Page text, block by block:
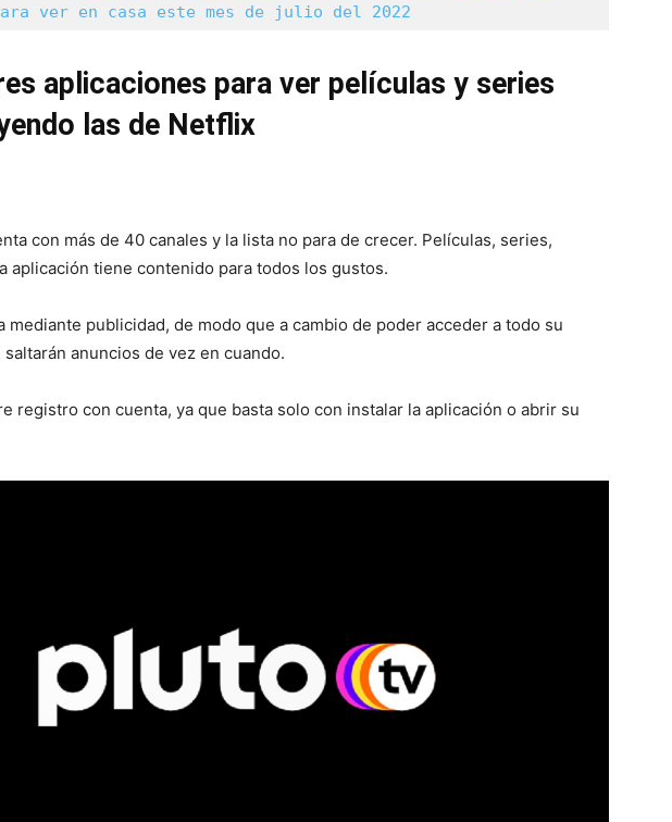
ver en casa este mes de julio del 2022
aplicaciones para ver películas y series
las de Netflix
con más de 40 canales y la lista no para de crecer. Películas, series,
aplicación tiene contenido para todos los gustos.
mediante publicidad, de modo que a cambio de poder acceder a todo su
anuncios de vez en cuando.
registro con cuenta, ya que basta solo con instalar la aplicación o abrir su